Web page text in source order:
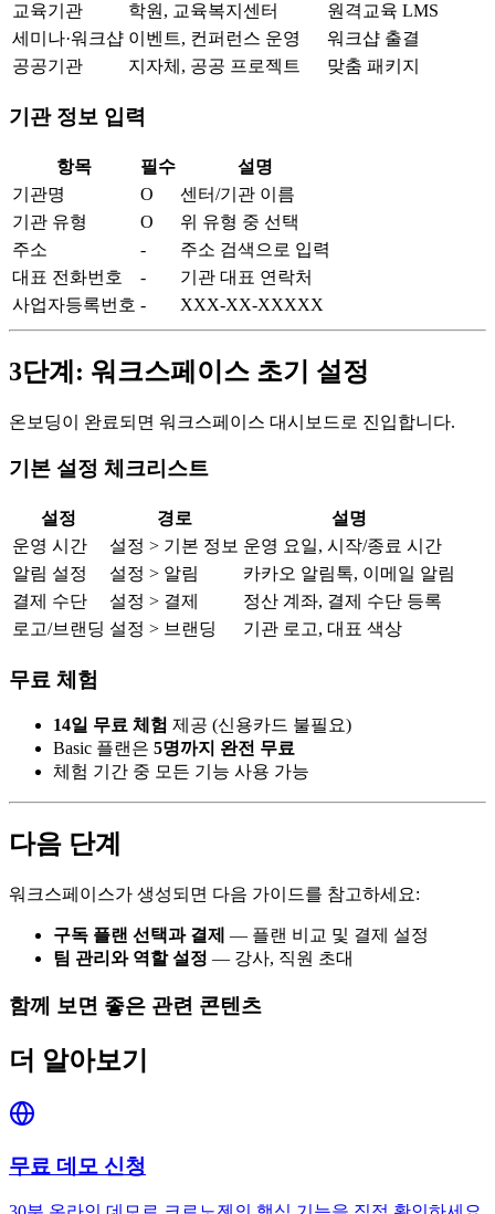
교육기관
학원, 교육복지센터
원격교육 LMS
세미나·워크샵 이벤트, 컨퍼런스 운영
워크샵 출결
공공기관
지자체, 공공 프로젝트 맞춤 패키지
기관 정보 입력
항목 필수
설명
기관명
O
센터/기관 이름
기관 유형
O
위 유형 중 선택
주소
-
주소 검색으로 입력
대표 전화번호
-
기관 대표 연락처
사업자등록번호 - XXX-XX-XXXXX
3단계: 워크스페이스 초기 설정
온보딩이 완료되면 워크스페이스 대시보드로 진입합니다.
기본 설정 체크리스트
설정 경로
설명
운영 시간
설정 > 기본 정보 운영 요일, 시작/종료 시간
알림 설정
설정 > 알림
카카오 알림톡, 이메일 알림
결제 수단
설정 > 결제
정산 계좌, 결제 수단 등록
로고/브랜딩 설정 > 브랜딩 기관 로고, 대표 색상
무료 체험
14일 무료 체험 제공 (신용카드 불필요)
Basic 플랜은 5명까지 완전 무료
체험 기간 중 모든 기능 사용 가능
다음 단계
워크스페이스가 생성되면 다음 가이드를 참고하세요:
구독 플랜 선택과 결제 — 플랜 비교 및 결제 설정
팀 관리와 역할 설정 — 강사, 직원 초대
함께 보면 좋은 관련 콘텐츠
더 알아보기
무료 데모 신청